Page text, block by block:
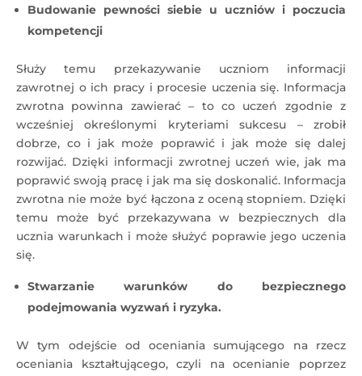
Budowanie pewności siebie u uczniów i poczucia
kompetencji
Służy temu przekazywanie uczniom informacji
zawrotnej o ich pracy i procesie uczenia się. Informacja
zwrotna powinna zawierać – to co uczeń zgodnie z
wcześniej określonymi kryteriami sukcesu – zrobił
dobrze, co i jak może poprawić i jak może się dalej
rozwijać. Dzięki informacji zwrotnej uczeń wie, jak ma
poprawić swoją pracę i jak ma się doskonalić. Informacja
zwrotna nie może być łączona z oceną stopniem. Dzięki
temu może być przekazywana w bezpiecznych dla
ucznia warunkach i może służyć poprawie jego uczenia
się.
Stwarzanie warunków do bezpiecznego
podejmowania wyzwań i ryzyka.
W tym odejście od oceniania sumującego na rzecz
oceniania kształtującego, czyli na ocenianie poprzez